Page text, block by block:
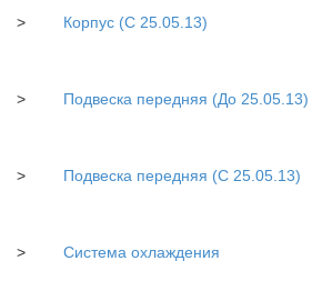
> Корпус (С 25.05.13)
> Подвеска передняя (До 25.05.13)
> Подвеска передняя (С 25.05.13)
> Система охлаждения